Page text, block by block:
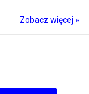
Zobacz więcej »